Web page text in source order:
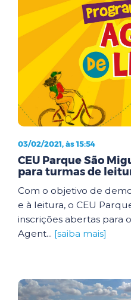
03/02/2021, às 15:54
CEU Parque São
para turmas de
Com o objetivo de
e à leitura, o CEU
inscrições abertas para
Agent... [saiba mais]